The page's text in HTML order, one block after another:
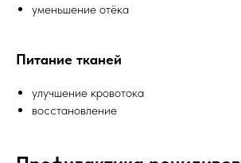
уменьшение отёка
Питание тканей
улучшение кровотока
восстановление